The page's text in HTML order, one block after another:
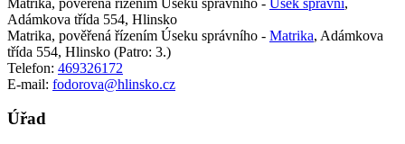
Adámkova třída 554, Hlinsko
Matrika, pověřená řízením Úseku správního - Matrika, Adámkova
třída 554, Hlinsko (Patro: 3.)
Telefon: 469326172
E-mail: fodorova@hlinsko.cz
Úřad